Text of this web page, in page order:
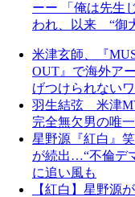
ーー 「俺は先生
われ、以来 “御
米津玄師、『
OUT』で海外ア
げつけられない
羽生結弦 米津
完全無欠男の唯
星野源『紅白』
が続出…“不倫デ
に追い風も
【紅白】星野源